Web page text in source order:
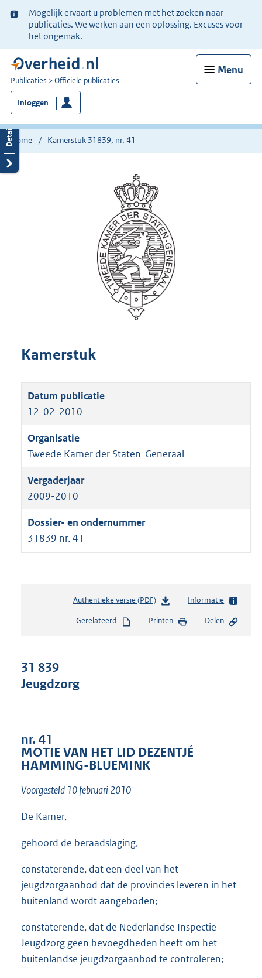
Ter
informatie:
Mogelijk ervaart u problemen met het zoeken naar
publicaties. We werken aan een oplossing. Excuses voor
het ongemak.
Menu
U
bent
nu
hier:
Publicaties Officiële publicaties
Inloggen
Home Kamerstuk 31839, nr. 41
Kamerstuk
12-02-2010
Tweede Kamer der Staten-Generaal
2009-2010
31839 nr. 41
Authentieke versie (PDF)b
s
t
t
Informatie
Gerelateerd Printen Delen
31 839
Jeugdzorg
nr. 41
MOTIE VAN HET LID DEZENTJÉ
HAMMING-BLUEMINK
Voorgesteld 10 februari 2010
De Kamer,
gehoord de beraadslaging,
constaterende, dat een deel van het
jeugdzorgaanbod dat de provincies leveren in het
buitenland wordt aangeboden;
constaterende, dat de Nederlandse Inspectie
Jeugdzorg geen bevoegdheden heeft om het
buitenlandse jeugdzorgaanbod te controleren;